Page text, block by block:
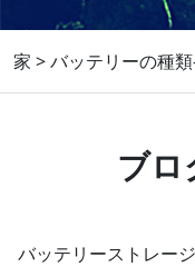
家 >バッテリーの種
ブロ
バッテリーストレー